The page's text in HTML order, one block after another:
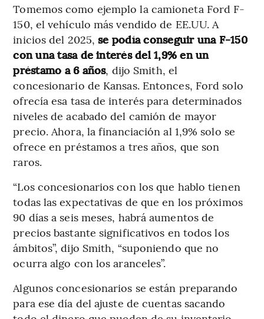
Tomemos como ejemplo la camioneta Ford F-
150, el vehículo más vendido de EE.UU. A
inicios del 2025,se podía conseguir una F-150
con una tasa de interés del 1,9% en un
préstamo a 6 años, dijo Smith, el
concesionario de Kansas. Entonces, Ford solo
ofrecía esa tasa de interés para determinados
niveles de acabado del camión de mayor
precio. Ahora, la financiación al 1,9% solo se
ofrece en préstamos a tres años, que son
raros.
“Los concesionarios con los que hablo tienen
todas las expectativas de que en los próximos
90 días a seis meses, habrá aumentos de
precios bastante significativos en todos los
ámbitos”, dijo Smith, “suponiendo que no
ocurra algo con los aranceles”.
Algunos concesionarios se están preparando
para ese día del ajuste de cuentas sacando